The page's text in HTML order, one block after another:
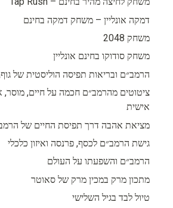
דמקה אונליין – משחק דמקה בחינם
משחק 2048
משחק סודוקו בחינם אונליין
הרמב״ם ובריאות תפיסה הוליסטית של
ציטוטים מהרמב״ם חכמה על חיים, מוסר,
אישית
מציאת אהבה דרך תפיסת החיים של
גישת הרמב״ם לכסף, פרנסה ואיזון כלכלי
הרמב״ם והשפעתו על העולם
מתכון מרק במכין מרק של סאוטר
טיול לבד בגיל השלישי